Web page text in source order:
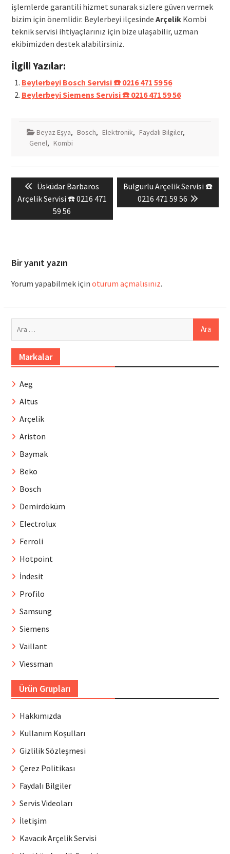
işlemlerde garantili hizmet sunarak sizlere güven vermek
bizim için önemlidir. Beylerbeyi ilçesinde ArçelikKombi
teknik servisi ihtiyaçlarınız için bize ulaşabilir, uzman
ekibimizden destek alabilirsiniz.
İlgili Yazılar:
Beylerbeyi Bosch Servisi ☎️ 0216 471 59 56
Beylerbeyi Siemens Servisi ☎️ 0216 471 59 56
Beyaz Eşya, Bosch, Elektronik, Faydalı Bilgiler,
Genel, Kombi
gezinmesi
Previous
post:
Üsküdar Barbaros
Arçelik Servisi ☎️ 0216 471
59 56
Next
post:
Bulgurlu Arçelik Servisi ☎️
0216 471 59 56
Bir yanıt yazın
Yorum yapabilmek için oturum açmalısınız.
Markalar
Aeg
Altus
Arçelik
Ariston
Baymak
Beko
Bosch
Demirdöküm
Electrolux
Ferroli
Hotpoint
İndesit
Profilo
Samsung
Siemens
Vaillant
Viessman
Ürün Grupları
Hakkımızda
Kullanım Koşulları
Gizlilik Sözleşmesi
Çerez Politikası
Faydalı Bilgiler
Servis Videoları
İletişim
Kavacık Arçelik Servisi